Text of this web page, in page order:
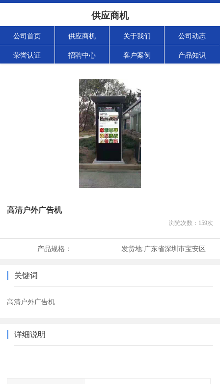
供应商机
公司首页 供应商机 关于我们 公司动态
荣誉认证 招聘中心 客户案例 产品知识
高清户外广告机
浏览次数： 159次
产品规格： 发货地:广东省深圳市宝安区
关键词
高清户外广告机
详细说明